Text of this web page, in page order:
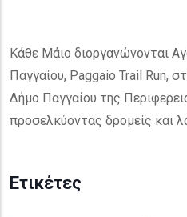
Κάθε Μάιο διοργανώνονται
Παγγαίου, Paggaio Trail Run,
Δήμο Παγγαίου της
προσελκύοντας δρομείς και
Ετικέτες